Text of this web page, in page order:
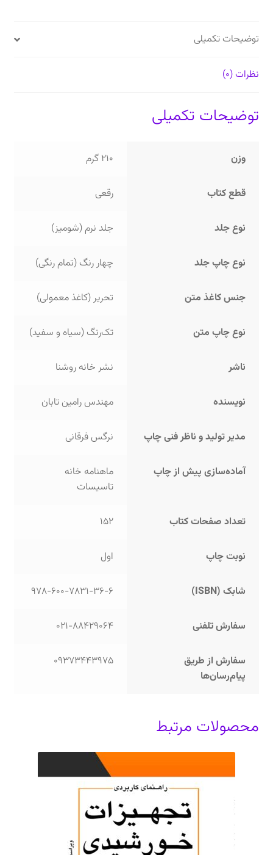
توضیحات تکمیلی
نظرات (0)
توضیحات تکمیلی
وزن 210 گرم
قطع کتاب رقعی
نوع جلد جلد نرم (شومیز)
نوع چاپ جلد چهار رنگ (تمام رنگی)
جنس کاغذ متن تحریر (کاغذ معمولی)
نوع چاپ متن تک‌رنگ (سیاه و سفید)
ناشر نشر خانه روشنا
نویسنده مهندس رامین تابان
مدیر تولید و ناظر فنی چاپ نرگس فرقانی
آماده‌سازی پیش از چاپ
ماهنامه خانه
تاسیسات
تعداد صفحات کتاب 152
نوبت چاپ اول
شابک (ISBN) 978-600-7831-36-6
سفارش تلفنی 021-88429064
سفارش از طریق
پیام‌رسان‌ها
09373443975
محصولات مرتبط